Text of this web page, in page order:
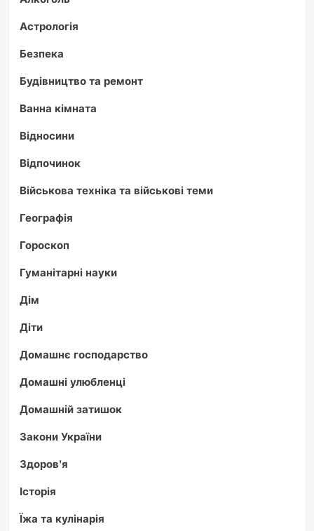
Астрологія
Безпека
Будівництво та ремонт
Ванна кімната
Відносини
Відпочинок
Військова техніка та військові теми
Географія
Гороскоп
Гуманітарні науки
Дім
Діти
Домашнє господарство
Домашні улюбленці
Домашній затишок
Закони України
Здоров'я
Історія
Їжа та кулінарія